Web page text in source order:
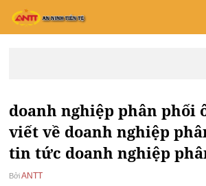
doanh nghiệp phân phối
viết về doanh nghiệp
tin tức doanh nghiệp
Bởi ANTT